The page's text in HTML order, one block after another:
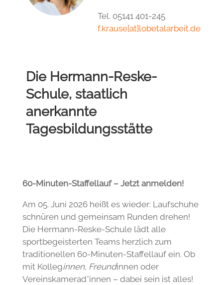
Tel. 05141 401-245
f.krause[at]lobetalarbeit.de
Die Hermann-Reske-
Schule, staatlich
anerkannte
Tagesbildungsstätte
60-Minuten-Staffellauf – Jetzt anmelden!
Am 05. Juni 2026 heißt es wieder: Laufschuhe
schnüren und gemeinsam Runden drehen!
Die Hermann-Reske-Schule lädt alle
sportbegeisterten Teams herzlich zum
traditionellen 60-Minuten-Staffellauf ein. Ob
mit Kolleginnen, Freundinnen oder
Vereinskamerad*innen – dabei sein ist alles!